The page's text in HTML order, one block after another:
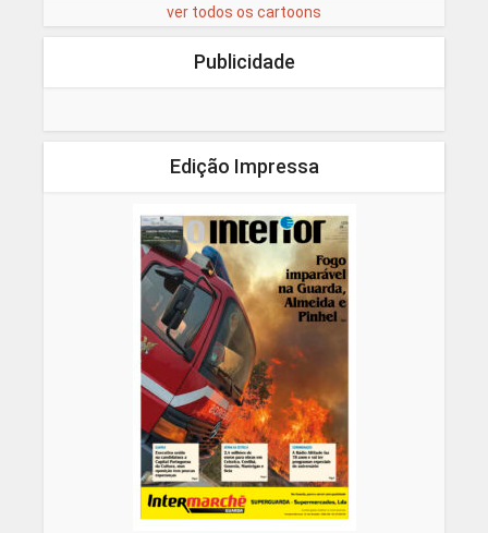
ver todos os cartoons
Publicidade
Edição Impressa